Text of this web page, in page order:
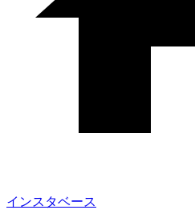
インスタベース